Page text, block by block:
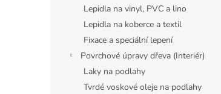
Lepidla na vinyl, PVC a lino
Lepidla na koberce a textil
Fixace a speciální lepení
Povrchové úpravy dřeva (Interiér)
Laky na podlahy
Tvrdé voskové oleje na podlahy